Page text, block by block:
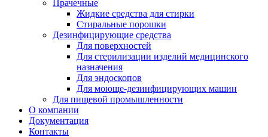
Прачечные
Жидкие средства для стирки
Стиральные порошки
Дезинфицирующие средства
Для поверхностей
Для стерилизации изделий медицинского
назначения
Для эндоскопов
Для моюще-дезинфицирующих машин
Для пищевой промышленности
О компании
Документация
Контакты